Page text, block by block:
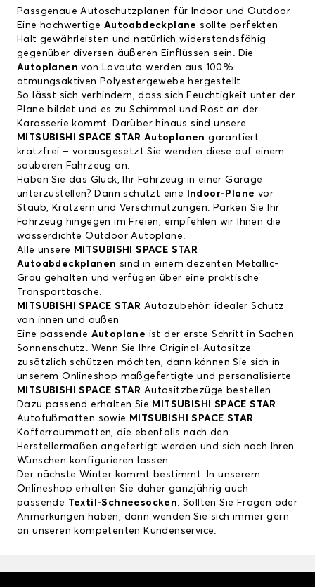
Passgenaue Autoschutzplanen für Indoor und Outdoor
Eine hochwertige Autoabdeckplane sollte perfekten
Halt gewährleisten und natürlich widerstandsfähig
gegenüber diversen äußeren Einflüssen sein. Die
Autoplanen von Lovauto werden aus 100%
atmungsaktiven Polyestergewebe hergestellt.
So lässt sich verhindern, dass sich Feuchtigkeit unter der
Plane bildet und es zu Schimmel und Rost an der
Karosserie kommt. Darüber hinaus sind unsere
MITSUBISHI SPACE STAR Autoplanen garantiert
kratzfrei – vorausgesetzt Sie wenden diese auf einem
sauberen Fahrzeug an.
Haben Sie das Glück, Ihr Fahrzeug in einer Garage
unterzustellen? Dann schützt eine
Indoor-Plane vor
Staub, Kratzern und Verschmutzungen. Parken Sie Ihr
Fahrzeug hingegen im Freien, empfehlen wir Ihnen die
wasserdichte Outdoor Autoplane.
Alle unsere MITSUBISHI SPACE STAR
Autoabdeckplanen sind in einem dezenten Metallic-
Grau gehalten und verfügen über eine praktische
Transporttasche.
MITSUBISHI SPACE STAR Autozubehör: idealer Schutz
von innen und außen
Eine passende Autoplane ist der erste Schritt in Sachen
Sonnenschutz. Wenn Sie Ihre Original-Autositze
zusätzlich schützen möchten, dann können Sie sich in
unserem Onlineshop maßgefertigte und personalisierte
MITSUBISHI SPACE STAR Autositzbezüge bestellen.
Dazu passend erhalten Sie MITSUBISHI SPACE STAR
Autofußmatten sowie MITSUBISHI SPACE STAR
Kofferraummatten, die ebenfalls nach den
Herstellermaßen angefertigt werden und sich nach Ihren
Wünschen konfigurieren lassen.
Der nächste Winter kommt bestimmt: In unserem
Onlineshop erhalten Sie daher ganzjährig auch
passende Textil-Schneesocken. Sollten Sie Fragen oder
Anmerkungen haben, dann wenden Sie sich immer gern
an unseren kompetenten Kundenservice.